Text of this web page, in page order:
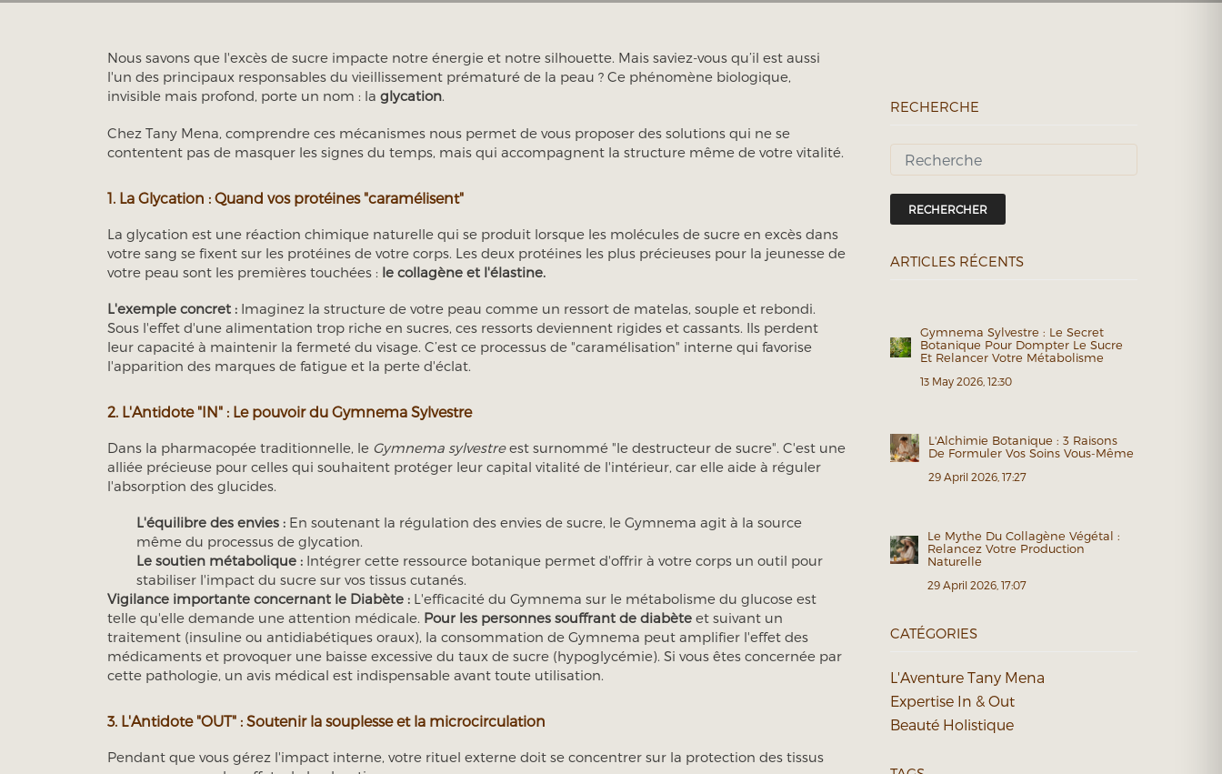
Nous savons que l'excès de sucre impacte notre énergie et notre silhouette. Mais saviez-vous qu’il est aussi
l'un des principaux responsables du vieillissement prématuré de la peau ? Ce phénomène biologique,
invisible mais profond, porte un nom : la glycation.
Chez Tany Mena, comprendre ces mécanismes nous permet de vous proposer des solutions qui ne se
contentent pas de masquer les signes du temps, mais qui accompagnent la structure même de votre vitalité.
1. La Glycation : Quand vos protéines "caramélisent"
La glycation est une réaction chimique naturelle qui se produit lorsque les molécules de sucre en excès dans
votre sang se fixent sur les protéines de votre corps. Les deux protéines les plus précieuses pour la jeunesse de
votre peau sont les premières touchées : le collagène et l'élastine.
L'exemple concret :Imaginez la structure de votre peau comme un ressort de matelas, souple et rebondi.
Sous l'effet d'une alimentation trop riche en sucres, ces ressorts deviennent rigides et cassants. Ils perdent
leur capacité à maintenir la fermeté du visage. C’est ce processus de "caramélisation" interne qui favorise
l'apparition des marques de fatigue et la perte d'éclat.
2. L'Antidote "IN" : Le pouvoir du Gymnema Sylvestre
Dans la pharmacopée traditionnelle, le Gymnema sylvestreest surnommé "le destructeur de sucre". C'est une
alliée précieuse pour celles qui souhaitent protéger leur capital vitalité de l'intérieur, car elle aide à réguler
l'absorption des glucides.
L'équilibre des envies :En soutenant la régulation des envies de sucre, le Gymnema agit à la source
même du processus de glycation.
Le soutien métabolique :Intégrer cette ressource botanique permet d'offrir à votre corps un outil pour
stabiliser l'impact du sucre sur vos tissus cutanés.
Vigilance importante concernant le Diabète :L'efficacité du Gymnema sur le métabolisme du glucose est
telle qu'elle demande une attention médicale. Pour les personnes souffrant de diabèteet suivant un
traitement (insuline ou antidiabétiques oraux), la consommation de Gymnema peut amplifier l'effet des
médicaments et provoquer une baisse excessive du taux de sucre (hypoglycémie). Si vous êtes concernée par
cette pathologie, un avis médical est indispensable avant toute utilisation.
3. L'Antidote "OUT" : Soutenir la souplesse et la microcirculation
Pendant que vous gérez l'impact interne, votre rituel externe doit se concentrer sur la protection des tissus
RECHERCHE
RECHERCHER
ARTICLES RÉCENTS
Gymnema Sylvestre : Le Secret
Botanique Pour Dompter Le Sucre
Et Relancer Votre Métabolisme
13 May 2026, 12:30
L'Alchimie Botanique : 3 Raisons
De Formuler Vos Soins Vous-Même
29 April 2026, 17:27
Le Mythe Du Collagène Végétal :
Relancez Votre Production
Naturelle
29 April 2026, 17:07
CATÉGORIES
L'Aventure Tany Mena
Expertise In & Out
Beauté Holistique